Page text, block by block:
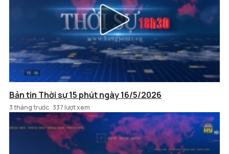
Bản tin Thời sự 15 phút ngày 16/5/2026
3 tháng trước 337 lượt xem